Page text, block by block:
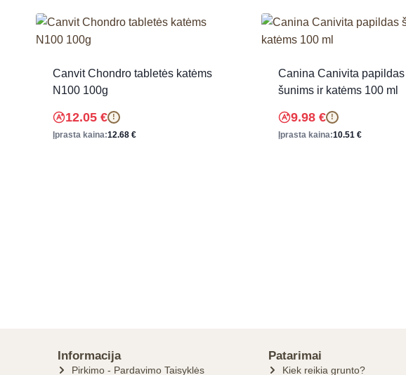
Canvit Chondro tabletės katėms
N100 100g
12.05 € !
Įprasta kaina:12.68 €
Canina Canivita papildas
šunims ir katėms 100 ml
9.98 € !
Įprasta kaina:10.51 €
Informacija
Pirkimo - Pardavimo Taisyklės
Patarimai
Kiek reikia grunto?